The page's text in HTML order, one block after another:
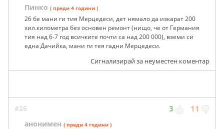
Пинко ( преди 4 години )
26 бе мани ги тия Мерцедеси, дет нямало да изкарат 200
хил.километра без основен ремонт (нищо, че от Германия
тия над 6-7 год всичките почти са над 200 000), вземи си
една Дачийка, мани ги тея гадни Мерцедеси.
Сигнализирай за неуместен коментар
#26 3 11
анонимен ( преди 4 години )